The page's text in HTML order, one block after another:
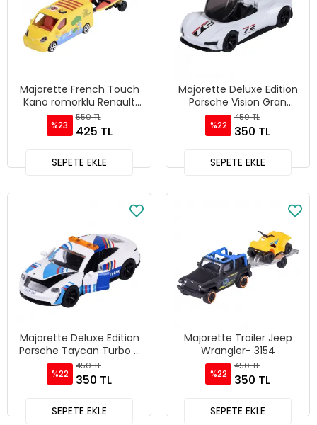
Majorette French Touch
Kano römorklu Renault
Trafic - 212055014
%23
550 TL
425 TL
SEPETE EKLE
Majorette Deluxe Edition
Porsche Vision Gran
Turismo Gri - 3161
%22
450 TL
350 TL
SEPETE EKLE
Majorette Deluxe Edition
Porsche Taycan Turbo S
Safety Car - 3161
%22
450 TL
350 TL
SEPETE EKLE
Majorette Trailer Jeep
Wrangler- 3154
%22
450 TL
350 TL
SEPETE EKLE